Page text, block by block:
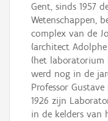
Gent, sinds 1957
Wetenschappen,
complex van de
(architect
(het laboratorium
werd nog in de
Professor
1926 zijn
in de kelders van